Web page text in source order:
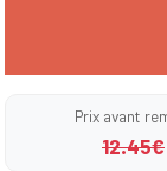
Prix avant
12.45€